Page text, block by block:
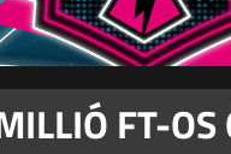
FT-OS